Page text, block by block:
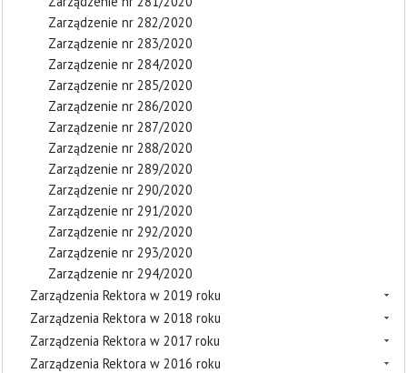
Zarządzenie nr 282/2020
Zarządzenie nr 283/2020
Zarządzenie nr 284/2020
Zarządzenie nr 285/2020
Zarządzenie nr 286/2020
Zarządzenie nr 287/2020
Zarządzenie nr 288/2020
Zarządzenie nr 289/2020
Zarządzenie nr 290/2020
Zarządzenie nr 291/2020
Zarządzenie nr 292/2020
Zarządzenie nr 293/2020
Zarządzenie nr 294/2020
Zarządzenia Rektora w 2019 roku
Zarządzenia Rektora w 2018 roku
Zarządzenia Rektora w 2017 roku
Zarządzenia Rektora w 2016 roku